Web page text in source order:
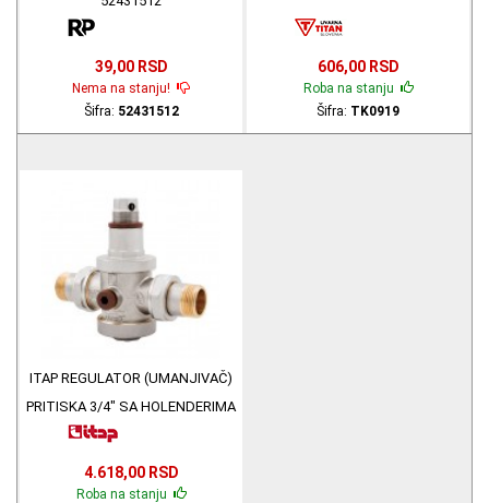
39,00 RSD
Nema na stanju!
Šifra: 52431512
606,00 RSD
Roba na stanju
Šifra: TK0919
ITAP REGULATOR (UMANJIVAČ)
PRITISKA 3/4" SA HOLENDERIMA
143/2
4.618,00 RSD
Roba na stanju